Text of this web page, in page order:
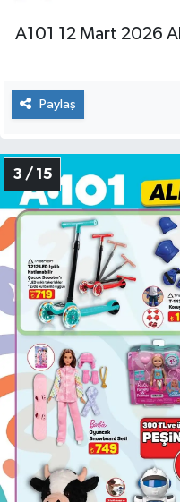
A101 12 Mart 2026
Paylaş
3 / 15